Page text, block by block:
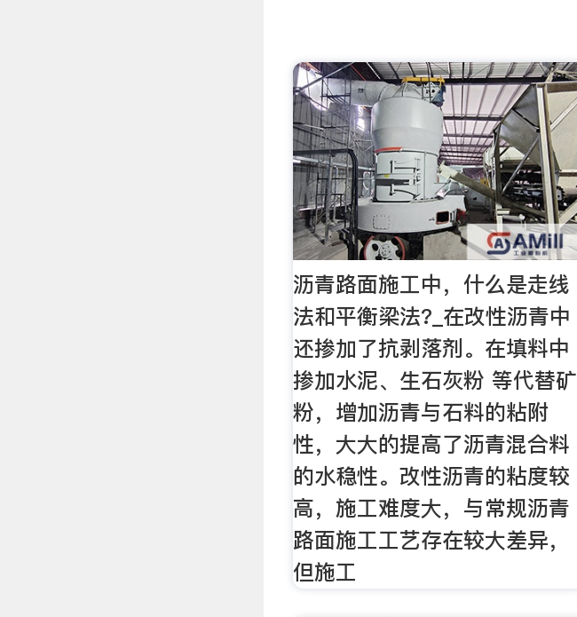
沥青路面施工中，什么是走线
法和平衡梁法?_在改性沥青中
还掺加了抗剥落剂。在填料中
掺加水泥、生石灰粉 等代替矿
粉，增加沥青与石料的粘附
性，大大的提高了沥青混合料
的水稳性。改性沥青的粘度较
高，施工难度大，与常规沥青
路面施工工艺存在较大差异，
但施工